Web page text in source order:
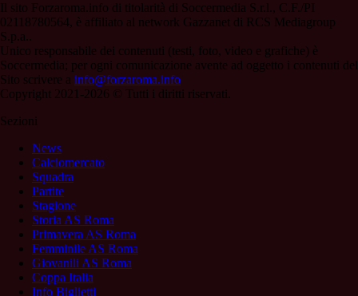
Il sito Forzaroma.info di titolarità di Soccermedia S.r.l., C.F./PI
02118780564, è affiliato al network Gazzanet di RCS Mediagroup
S.p.a..
Unico responsabile dei contenuti (testi, foto, video e grafiche) è
Soccermedia; per ogni comunicazione avente ad oggetto i contenuti del
Sito scrivere a info@forzaroma.info
Copyright 2021-2026 © Tutti i diritti riservati.
Sezioni
News
Calciomercato
Squadra
Partite
Stagione
Storia AS Roma
Primavera AS Roma
Femminile AS Roma
Giovanili AS Roma
Coppa Italia
Info Biglietti